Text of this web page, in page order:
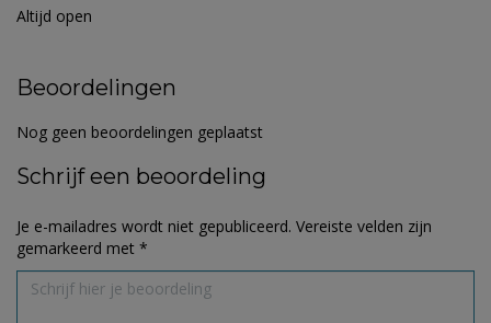
Altijd open
Beoordelingen
Nog geen beoordelingen geplaatst
Schrijf een beoordeling
Je e-mailadres wordt niet gepubliceerd. Vereiste velden zijn
gemarkeerd met *